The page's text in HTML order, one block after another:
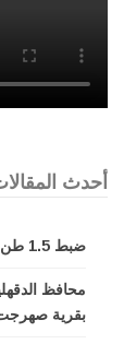
أحدث
ضبط 1.5 طن من مصنعات لحوم ودجاج غير صالحة بالدقهلية
محافظ
بقرية